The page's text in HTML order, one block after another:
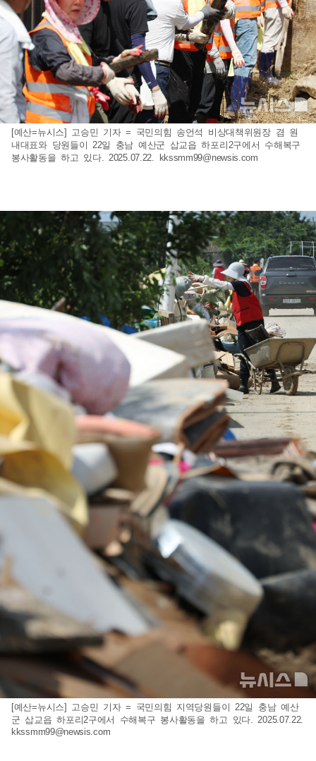
[예산=뉴시스] 고승민 기자 = 국민의힘 송언석 비상대책위원장 겸 원
내대표와 당원들이 22일 충남 예산군 삽교읍 하포리2구에서 수해복구
봉사활동을 하고 있다. 2025.07.22.
kkssmm99@newsis.com
[예산=뉴시스] 고승민 기자 = 국민의힘 지역당원들이 22일 충남 예산
군 삽교읍 하포리2구에서 수해복구 봉사활동을 하고 있다. 2025.07.22.
kkssmm99@newsis.com